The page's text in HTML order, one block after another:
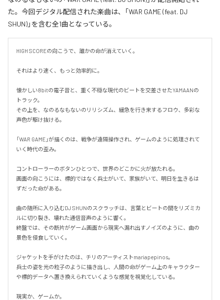
た。今回デジタル配信された楽曲は、「WAR GAME (feat. DJ
SHUN)」を含む全1曲となっている。
HIGH SCOREの向こうで、誰かの命が消えていく。
それはより速く、もっと効率的に。
懐かしい8bitの電子音と、重く不穏な現代のビートを交差させたYAMAANの
トラック。
その上を、なのるなもないのリリシズム、緩急を行き来するフロウ、多彩な
声色が駆け抜ける。
「WAR GAME」が描くのは、戦争が遠隔操作され、ゲームのように処理されて
いく時代の歪み。
コントローラーのボタンひとつで、世界のどこかに火が放たれる。
画面の向こうには、標的ではなく兵士がいて、家族がいて、明日を生きるは
ずだった命がある。
曲の随所に入り込むDJ SHUNのスクラッチは、言葉とビートの間をリズミカ
ルに切り裂き、壊れた通信音声のように響く。
終盤では、その断片がゲーム画面から現実へ漏れ出すノイズのように、曲の
景色を侵食していく。
ジャケットを手がけたのは、チリのアーティストmariapepinos。
兵士の姿を光の粒子のように描き出し、人間の命がゲーム上のキャラクター
や標的データへ置き換えられていくような感覚を視覚化している。
現実か、ゲームか。